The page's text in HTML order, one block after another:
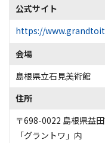
公式サイト
https://
会場
島根県立石見美術館
住所
〒698-0022 島根県益
「グラントワ」内